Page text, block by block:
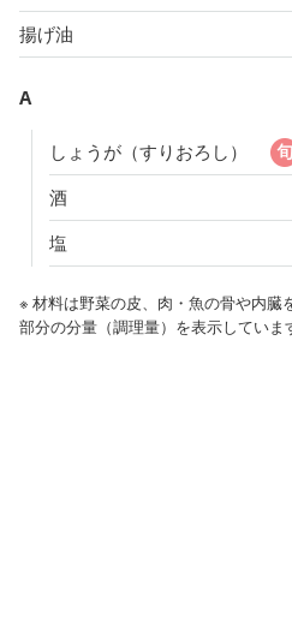
揚げ油
A
しょうが（すりおろし）
酒
塩
※ 材料は野菜の皮、肉・魚の骨や内臓
部分の分量（調理量）を表示していま